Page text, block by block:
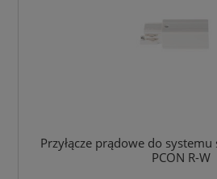
Przyłącze prądowe do systemu
PCON R-W